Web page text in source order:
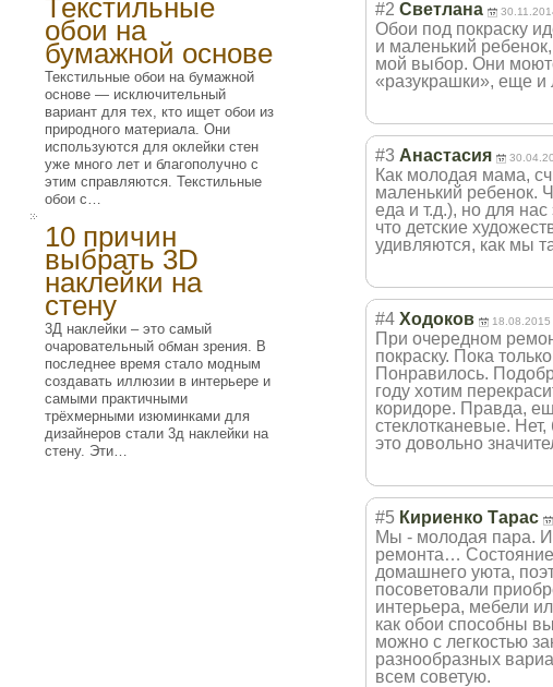
Текстильные
обои на
бумажной основе
Текстильные обои на бумажной
основе — исключительный
вариант для тех, кто ищет обои из
природного материала. Они
используются для оклейки стен
уже много лет и благополучно с
этим справляются. Текстильные
обои с…
10 причин
выбрать 3D
наклейки на
стену
3Д наклейки – это самый
очаровательный обман зрения. В
последнее время стало модным
создавать иллюзии в интерьере и
самыми практичными
трёхмерными изюминками для
дизайнеров стали 3д наклейки на
стену. Эти…
#2 Светлана
Обои под покраску
и маленький
мой выбор. Они
«разукрашки», еще и
#3 Анастасия
Как молодая мама,
маленький ребенок.
еда и т.д.), но для
что детские
удивляются, как мы
#4 Ходоков 18.08.2015
При очередном
покраску. Пока
Понравилось.
году хотим
коридоре. Правда,
стеклотканевые.
это довольно
#5 Кириенко Тарас
Мы - молодая пара. И
ремонта… Состояние
домашнего уюта,
посоветовали
интерьера, мебели
как обои способны
можно с легкостью
разнообразных
всем советую.